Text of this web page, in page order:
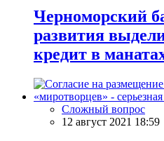
Черноморский
развития
кредит в
Сложный вопрос
12 август 2021 18:59